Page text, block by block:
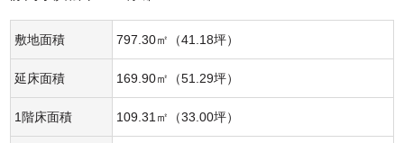
敷地面積 797.30㎡（41.18坪）
延床面積 169.90㎡（51.29坪）
1階床面積 109.31㎡（33.00坪）